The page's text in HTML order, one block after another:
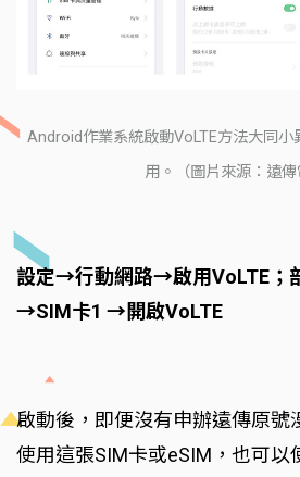
Android作業系統啟動VoLTE方法大同小
用。（圖片來源：遠傳
設定→行動網路→啟用VoLTE；
→SIM卡1 →開啟VoLTE
啟動後，即便沒有申辦遠傳原號
使用這張SIM卡或eSIM，也可以